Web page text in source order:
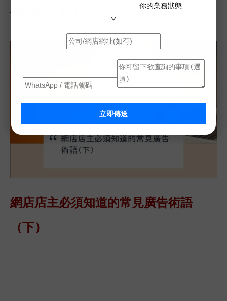
你的業務狀態
立即傳送
術語（下）
網店店主必須知道的常見廣告術語
（下）